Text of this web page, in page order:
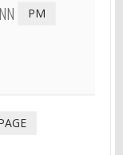
PM